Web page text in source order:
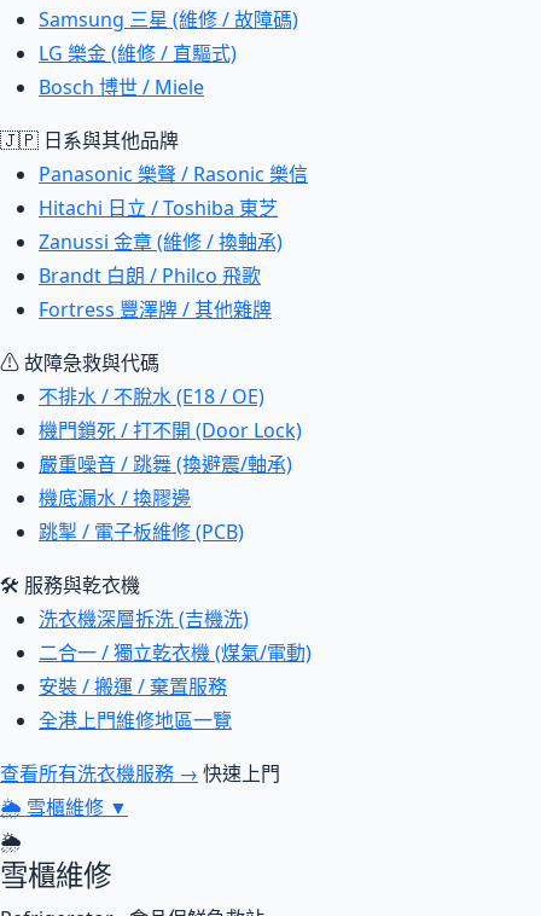
Samsung 三星 (維修 / 故障碼)
LG 樂金 (維修 / 直驅式)
Bosch 博世 / Miele
🇯🇵 日系與其他品牌
Panasonic 樂聲 / Rasonic 樂信
Hitachi 日立 / Toshiba 東芝
Zanussi 金章 (維修 / 換軸承)
Brandt 白朗 / Philco 飛歌
Fortress 豐澤牌 / 其他雜牌
⚠ 故障急救與代碼
不排水 / 不脫水 (E18 / OE)
機門鎖死 / 打不開 (Door Lock)
嚴重噪音 / 跳舞 (換避震/軸承)
機底漏水 / 換膠邊
跳掣 / 電子板維修 (PCB)
🛠 服務與乾衣機
洗衣機深層拆洗 (吉機洗)
二合一 / 獨立乾衣機 (煤氣/電動)
安裝 / 搬運 / 棄置服務
全港上門維修地區一覽
查看所有洗衣機服務 → 快速上門
🌦 雪櫃維修 ▼
🌦
雪櫃維修